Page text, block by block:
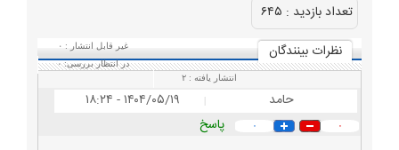
تعداد بازديد : ۶۴۵
نظرات بينندگان
غیر قابل انتشار : ۰
در انتظار بررسی:۰
انتشار یافته :۲
حامد | ۱۴۰۴/۰۵/۱۹ - ۱۸:۲۴
۰ ۰
پاسخ